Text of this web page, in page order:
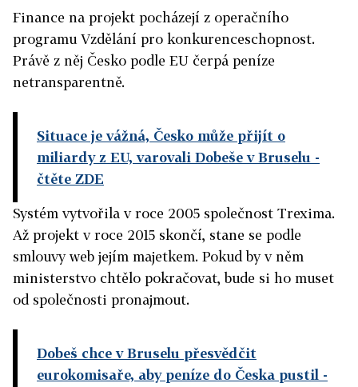
Finance na projekt pocházejí z operačního
programu Vzdělání pro konkurenceschopnost.
Právě z něj Česko podle EU čerpá peníze
netransparentně.
Situace je vážná, Česko může přijít o
miliardy z EU, varovali Dobeše v Bruselu -
čtěte ZDE
Systém vytvořila v roce 2005 společnost Trexima.
Až projekt v roce 2015 skončí, stane se podle
smlouvy web jejím majetkem. Pokud by v něm
ministerstvo chtělo pokračovat, bude si ho muset
od společnosti pronajmout.
Dobeš chce v Bruselu přesvědčit
eurokomisaře, aby peníze do Česka pustil -